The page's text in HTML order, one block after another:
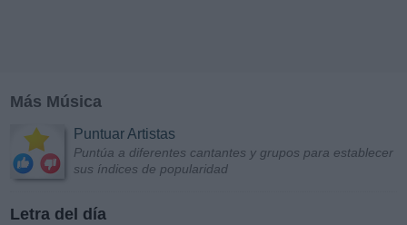
Más Música
Puntuar Artistas
Puntúa a diferentes cantantes y grupos para establecer
sus índices de popularidad
Letra del día